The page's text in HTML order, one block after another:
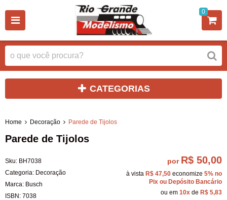
0
CATEGORIAS
Home Decoração Parede de Tijolos
Parede de Tijolos
Sku: BH7038
Categoria: Decoração
Marca: Busch
ISBN: 7038
por R$ 50,00
à vista R$ 47,50 economize 5% no
Pix ou Depósito Bancário
ou em 10x de R$ 5,83